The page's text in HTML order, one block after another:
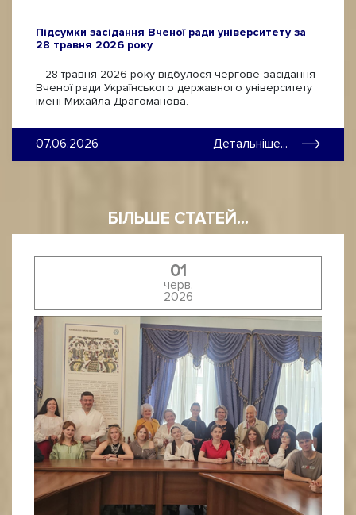
Підсумки засідання Вченої ради університету за
28 травня 2026 року
28 травня 2026 року відбулося чергове засідання
Вченої ради Українського державного університету
імені Михайла Драгоманова.
07.06.2026 Детальніше...
БІЛЬШЕ СТАТЕЙ...
01
черв.
2026